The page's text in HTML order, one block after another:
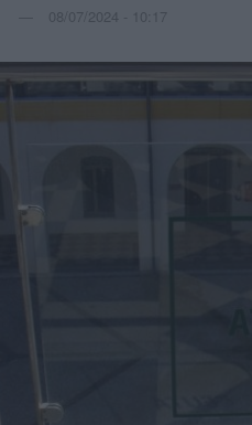
08/07/2024 - 10:17